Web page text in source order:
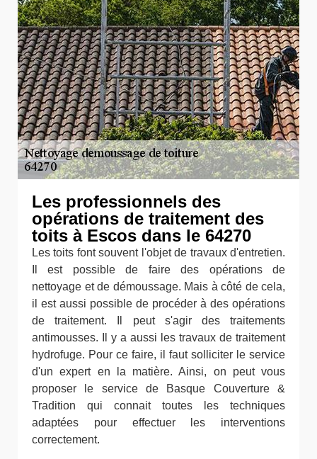
Les professionnels des
opérations de traitement des
toits à Escos dans le 64270
Les toits font souvent l'objet de travaux d'entretien.
Il est possible de faire des opérations de
nettoyage et de démoussage. Mais à côté de cela,
il est aussi possible de procéder à des opérations
de traitement. Il peut s'agir des traitements
antimousses. Il y a aussi les travaux de traitement
hydrofuge. Pour ce faire, il faut solliciter le service
d'un expert en la matière. Ainsi, on peut vous
proposer le service de Basque Couverture &
Tradition qui connait toutes les techniques
adaptées pour effectuer les interventions
correctement.